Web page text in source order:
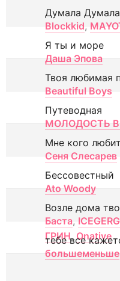
Думала Думала
Blockkid,
Я ты и море
Даша Эпова
Твоя любимая
Beautiful Boys
Путеводная
МОЛОДОСТЬ
Мне кого
Сеня Слесарев
Бессовестный
Ato Woody
Возле дома
Баста,
ГРИН, Onative
тебе все
большеменьше